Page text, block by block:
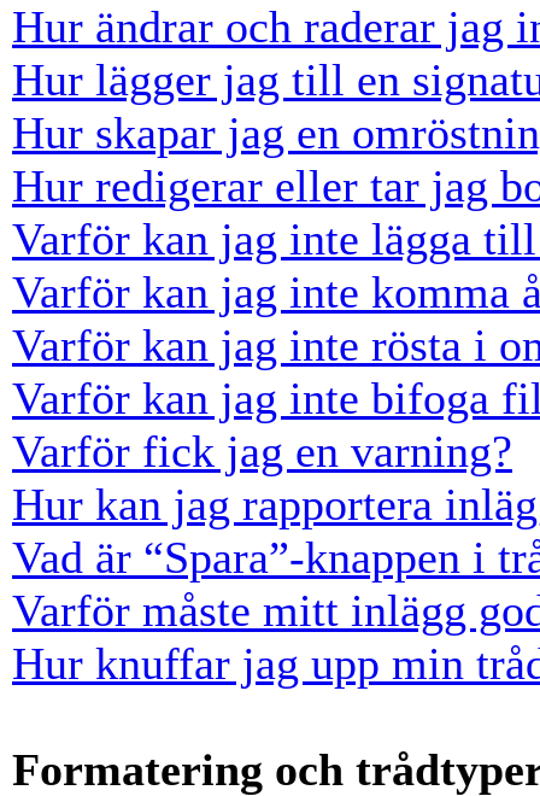
Hur ändrar och raderar jag
Hur lägger jag till en
Hur skapar jag en
Hur redigerar eller tar jag
Varför kan jag inte lägga
Varför kan jag inte komma
Varför kan jag inte rösta i
Varför kan jag inte bifoga
Varför fick jag en varning?
Hur kan jag rapportera
Vad är “Spara”-knappen i
Varför måste mitt inlägg
Hur knuffar jag upp min
Formatering och